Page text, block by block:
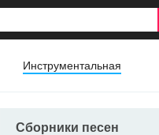
Инструментальная
Сборники песен